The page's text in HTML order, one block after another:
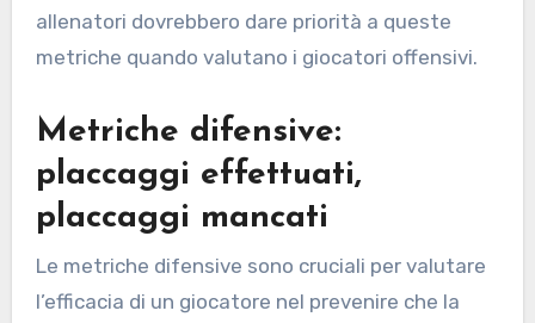
allenatori dovrebbero dare priorità a queste
metriche quando valutano i giocatori offensivi.
Metriche difensive:
placcaggi effettuati,
placcaggi mancati
Le metriche difensive sono cruciali per valutare
l’efficacia di un giocatore nel prevenire che la